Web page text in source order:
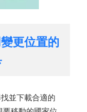
更位置的
並下載合適的